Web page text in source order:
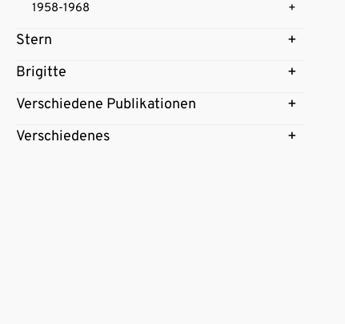
1958-1968
Stern
Brigitte
Verschiedene Publikationen
Verschiedenes